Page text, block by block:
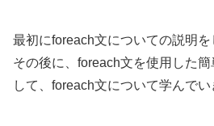
最初にforeach文についての説明を
その後に、foreach文を使用した
して、foreach文について学んでい